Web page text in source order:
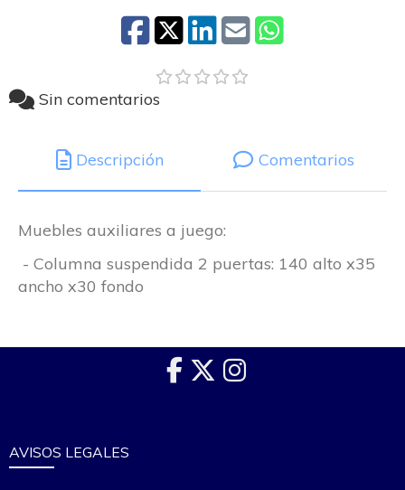
Sin comentarios
Descripción Comentarios
Muebles auxiliares a juego:
- Columna suspendida 2 puertas: 140 alto x35
ancho x30 fondo
AVISOS LEGALES